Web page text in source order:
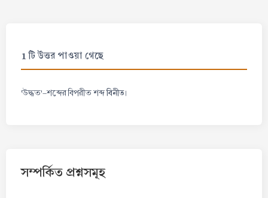
1 টি উত্তর পাওয়া গেছে
'উদ্ধত'-শব্দের বিপরীত শব্দবিনীত।
সম্পর্কিত প্রশ্নসমূহ